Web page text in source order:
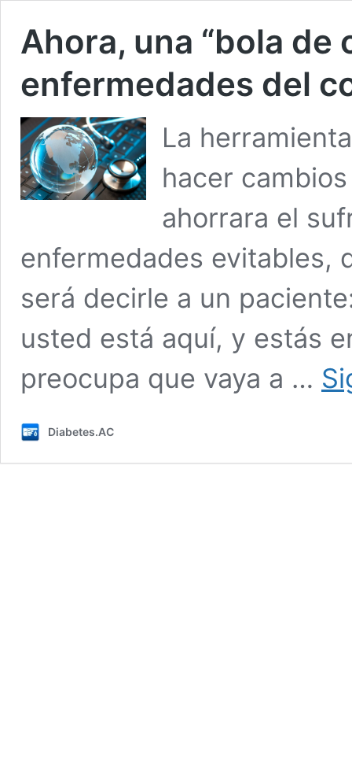
Ahora, una “bola de
enfermedades del
La
hacer
ahorrara el
enfermedades evitables,
será decirle a un
usted está aquí, y estás
preocupa que vaya a …
Diabetes.AC